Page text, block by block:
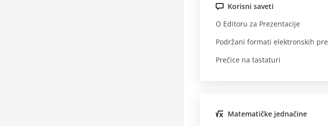
Korisni saveti
O Editoru za Prezentacije
Podržani formati elektronskih
Prečice na tastaturi
Matematičke jednačine